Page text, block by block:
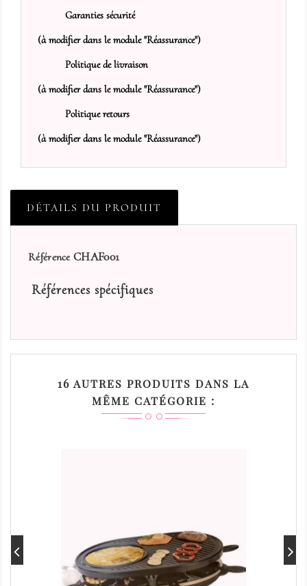
Garanties sécurité
(à modifier dans le module "Réassurance")
Politique de livraison
(à modifier dans le module "Réassurance")
Politique retours
(à modifier dans le module "Réassurance")
DÉTAILS DU PRODUIT
Référence CHAF001
Références spécifiques
16 AUTRES PRODUITS DANS LA
MÊME CATÉGORIE :